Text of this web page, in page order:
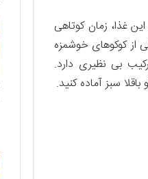
غذا، زمان کوتاهی
از کوکوهای خوشمزه
بی نظیری دارد.
باقلا سبز آماده کنید.